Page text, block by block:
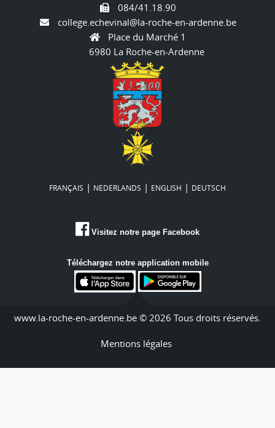
084/41.18.90
college.echevinal@la-roche-en-ardenne.be
Place du Marché 1
6980 La Roche-en-Ardenne
FRANÇAIS | NEDERLANDS | ENGLISH | DEUTSCH
Visitez notre page Facebook
Téléchargez notre application mobile
www.la-roche-en-ardenne.be © 2026 Tous droits réservés.
Mentions légales